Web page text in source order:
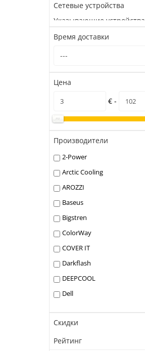
Сетевые устройства
Указывающие устройства
Время доставки
Цена
€ -
Производители
2-Power
Arctic Cooling
AROZZI
Baseus
Bigstren
ColorWay
COVER IT
Darkflash
DEEPCOOL
Dell
Digitus
Dunmoon
Скидки
Рейтинг